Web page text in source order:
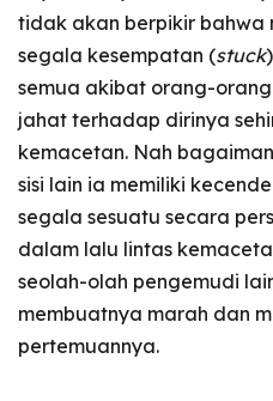
tidak akan berpikir bahwa
segala kesempatan (stuck
semua akibat orang-
jahat terhadap dirinya
kemacetan. Nah
sisi lain ia memiliki
segala sesuatu secara
dalam lalu lintas
seolah-olah pengemudi
membuatnya marah dan
pertemuannya.